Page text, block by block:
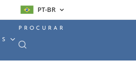
PT-BR
PROCURAR